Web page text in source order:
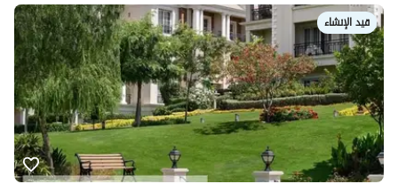
قيد الإنشاء